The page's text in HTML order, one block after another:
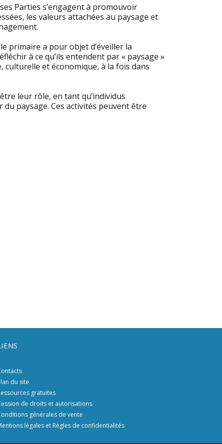
Parties s’engagent à promouvoir
les valeurs attachées au paysage et
primaire a pour objet d’éveiller la
à ce qu’ils entendent par « paysage »
culturelle et économique, à la fois dans
leur rôle, en tant qu’individus
paysage. Ces activités peuvent être
du site
gratuites
de droits et autorisations
générales de vente
légales et Règles de confidentialités